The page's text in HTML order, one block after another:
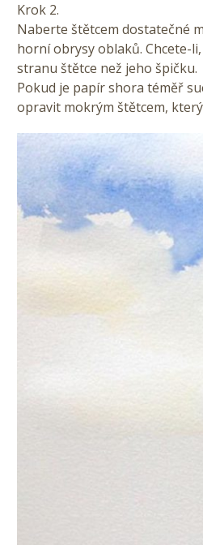
Krok 2.
Naberte štětcem dostatečné
horní obrysy oblaků. Chcete-
stranu štětce než jeho špičku.
Pokud je papír shora téměř
opravit mokrým štětcem,